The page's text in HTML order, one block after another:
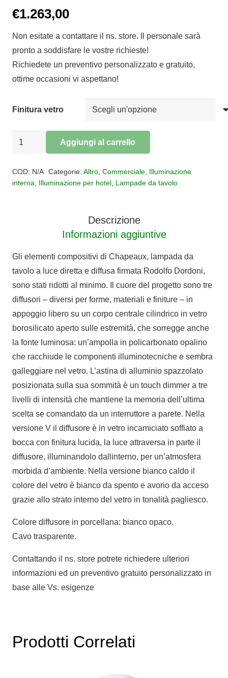
€1.263,00
Non esitate a contattare il ns. store. Il personale sarà
pronto a soddisfare le vostre richieste!
Richiedete un preventivo personalizzato e gratuito,
ottime occasioni vi aspettano!
Finitura vetro
Lampada
CHAPEAUX
Aggiungi al carrello
COD: N/A Categorie: Altro, Commerciale, Illuminazione
interna
Illuminazione per hotel Lampade da tavolo
Descrizione
Informazioni aggiuntive
Gli elementi compositivi di Chapeaux, lampada da
tavolo a luce diretta e diffusa firmata Rodolfo Dordoni,
sono stati ridotti al minimo. Il cuore del progetto sono tre
diffusori – diversi per forme, materiali e finiture – in
appoggio libero su un corpo centrale cilindrico in vetro
borosilicato aperto sulle estremità, che sorregge anche
la fonte luminosa: un’ampolla in policarbonato opalino
che racchiude le componenti illuminotecniche e sembra
galleggiare nel vetro. L’astina di alluminio spazzolato
posizionata sulla sua sommità è un touch dimmer a tre
livelli di intensità che mantiene la memoria dell’ultima
scelta se comandato da un interruttore a parete. Nella
versione V il diffusore è in vetro incamiciato soffiato a
bocca con finitura lucida, la luce attraversa in parte il
diffusore, illuminandolo dallinterno, per un’atmosfera
morbida d’ambiente. Nella versione bianco caldo il
colore del vetro è bianco da spento e avorio da acceso
grazie allo strato interno del vetro in tonalità pagliesco.
Colore diffusore in porcellana: bianco opaco.
Cavo trasparente.
Contattando il ns. store potrete richiedere ulteriori
informazioni ed un preventivo gratuito personalizzato in
base alle Vs. esigenze
Prodotti Correlati